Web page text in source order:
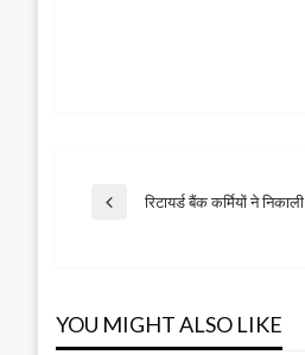
Post
Previous
रिटायर्ड बैंक कर्मियों ने
YOU MIGHT ALSO LIKE